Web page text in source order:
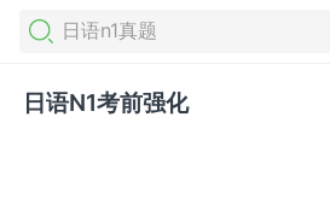
日语N1考前强化